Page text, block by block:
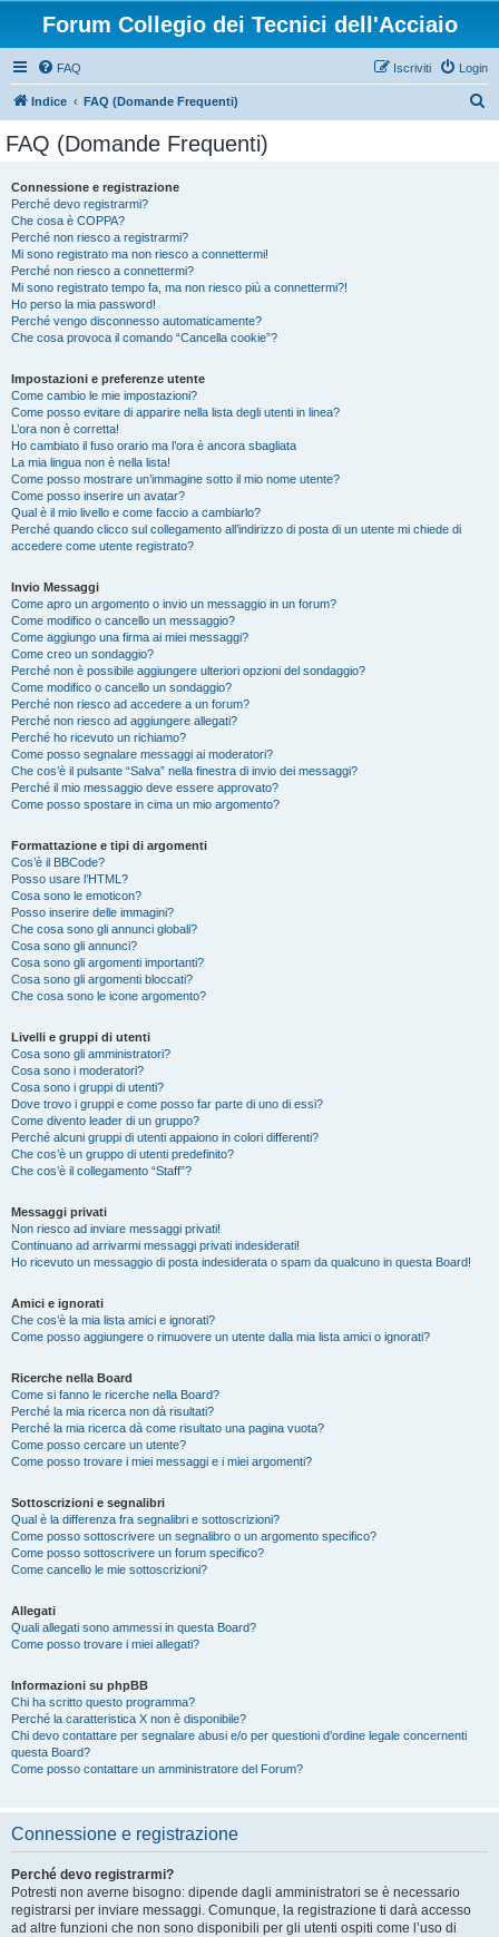
Forum Collegio dei Tecnici dell'Acciaio
FAQ Login
Iscriviti
Indice FAQ (Domande Frequenti)
FAQ (Domande Frequenti)
Connessione e registrazione
Perché devo registrarmi?
Che cosa è COPPA?
Perché non riesco a registrarmi?
Mi sono registrato ma non riesco a connettermi!
Perché non riesco a connettermi?
Mi sono registrato tempo fa, ma non riesco più a connettermi?!
Ho perso la mia password!
Perché vengo disconnesso automaticamente?
Che cosa provoca il comando “Cancella cookie”?
Impostazioni e preferenze utente
Come cambio le mie impostazioni?
Come posso evitare di apparire nella lista degli utenti in linea?
L’ora non è corretta!
Ho cambiato il fuso orario ma l’ora è ancora sbagliata
La mia lingua non è nella lista!
Come posso mostrare un’immagine sotto il mio nome utente?
Come posso inserire un avatar?
Qual è il mio livello e come faccio a cambiarlo?
Perché quando clicco sul collegamento all’indirizzo di posta di un utente mi chiede di
accedere come utente registrato?
Invio Messaggi
Come apro un argomento o invio un messaggio in un forum?
Come modifico o cancello un messaggio?
Come aggiungo una firma ai miei messaggi?
Come creo un sondaggio?
Perché non è possibile aggiungere ulteriori opzioni del sondaggio?
Come modifico o cancello un sondaggio?
Perché non riesco ad accedere a un forum?
Perché non riesco ad aggiungere allegati?
Perché ho ricevuto un richiamo?
Come posso segnalare messaggi ai moderatori?
Che cos’è il pulsante “Salva” nella finestra di invio dei messaggi?
Perché il mio messaggio deve essere approvato?
Come posso spostare in cima un mio argomento?
Formattazione e tipi di argomenti
Cos’è il BBCode?
Posso usare l’HTML?
Cosa sono le emoticon?
Posso inserire delle immagini?
Che cosa sono gli annunci globali?
Cosa sono gli annunci?
Cosa sono gli argomenti importanti?
Cosa sono gli argomenti bloccati?
Che cosa sono le icone argomento?
Livelli e gruppi di utenti
Cosa sono gli amministratori?
Cosa sono i moderatori?
Cosa sono i gruppi di utenti?
Dove trovo i gruppi e come posso far parte di uno di essi?
Come divento leader di un gruppo?
Perché alcuni gruppi di utenti appaiono in colori differenti?
Che cos’è un gruppo di utenti predefinito?
Che cos’è il collegamento “Staff”?
Messaggi privati
Non riesco ad inviare messaggi privati!
Continuano ad arrivarmi messaggi privati indesiderati!
Ho ricevuto un messaggio di posta indesiderata o spam da qualcuno in questa Board!
Amici e ignorati
Che cos’è la mia lista amici e ignorati?
Come posso aggiungere o rimuovere un utente dalla mia lista amici o ignorati?
Ricerche nella Board
Come si fanno le ricerche nella Board?
Perché la mia ricerca non dà risultati?
Perché la mia ricerca dà come risultato una pagina vuota?
Come posso cercare un utente?
Come posso trovare i miei messaggi e i miei argomenti?
Sottoscrizioni e segnalibri
Qual è la differenza fra segnalibri e sottoscrizioni?
Come posso sottoscrivere un segnalibro o un argomento specifico?
Come posso sottoscrivere un forum specifico?
Come cancello le mie sottoscrizioni?
Allegati
Quali allegati sono ammessi in questa Board?
Come posso trovare i miei allegati?
Informazioni su phpBB
Chi ha scritto questo programma?
Perché la caratteristica X non è disponibile?
Chi devo contattare per segnalare abusi e/o per questioni d’ordine legale concernenti
questa Board?
Come posso contattare un amministratore del Forum?
Connessione e registrazione
Perché devo registrarmi?
Potresti non averne bisogno: dipende dagli amministratori se è necessario
registrarsi per inviare messaggi. Comunque, la registrazione ti darà accesso
ad altre funzioni che non sono disponibili per gli utenti ospiti come l’uso di